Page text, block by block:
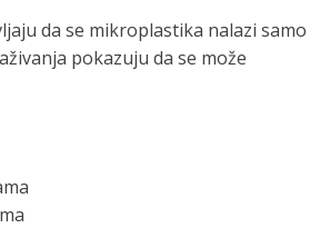
da se mikroplastika nalazi samo
pokazuju da se može